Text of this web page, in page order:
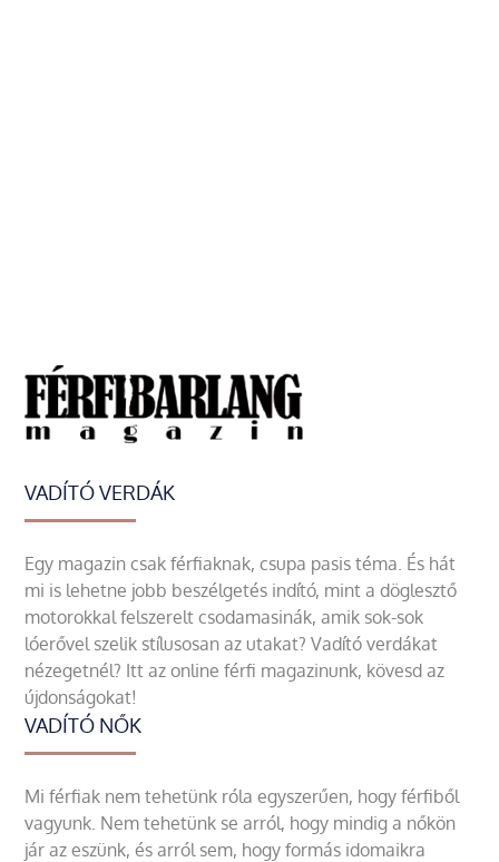
VADÍTÓ VERDÁK
Egy magazin csak férfiaknak, csupa pasis téma. És hát
mi is lehetne jobb beszélgetés indító, mint a döglesztő
motorokkal felszerelt csodamasinák, amik sok-sok
lóerővel szelik stílusosan az utakat? Vadító verdákat
nézegetnél? Itt az online férfi magazinunk, kövesd az
újdonságokat!
VADÍTÓ NŐK
Mi férfiak nem tehetünk róla egyszerűen, hogy férfiből
vagyunk. Nem tehetünk se arról, hogy mindig a nőkön
jár az eszünk, és arról sem, hogy formás idomaikra